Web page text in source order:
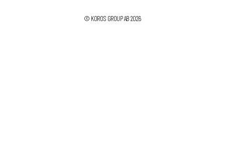
© KOROS GROUP AB 2026